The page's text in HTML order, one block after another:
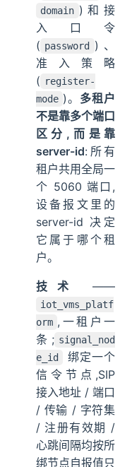
domain )和接
入口令
( password
)、
准入策略
( register-
mode )。 多租户
不是靠多个端口
区分,而是靠
server-id:所有
租户共用全局一
个 5060 端口,
设备报文里的
server-id 决定
它属于哪个租
户。
技术 ——
iot_vms_platf
orm ,一租户一
条; signal_nod
e_id
绑定一个
信令节点,SIP
接入地址 / 端口
/ 传输 / 字符集
/ 注册有效期 /
心跳间隔均按所
绑节点自报值只